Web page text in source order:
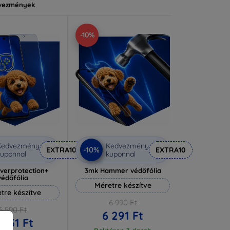
EXTRA10
készítve
590 Ft
Ft
-10%
-10%
Kedvezmény
kuponnal
EXTRA10
3mk Hammer védőfólia
Méretre készítve
6 990 Ft
6 291 Ft